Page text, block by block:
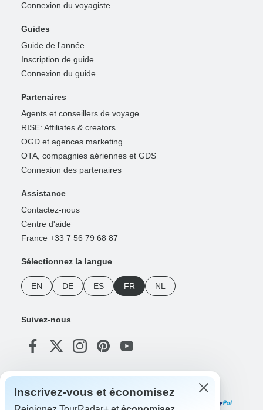
Connexion du voyagiste
Guides
Guide de l'année
Inscription de guide
Connexion du guide
Partenaires
Agents et conseillers de voyage
RISE: Affiliates & creators
OGD et agences marketing
OTA, compagnies aériennes et GDS
Connexion des partenaires
Assistance
Contactez-nous
Centre d'aide
France +33 7 56 79 68 87
Sélectionnez la langue
EN DE ES FR NL
Suivez-nous
Inscrivez-vous et économisez